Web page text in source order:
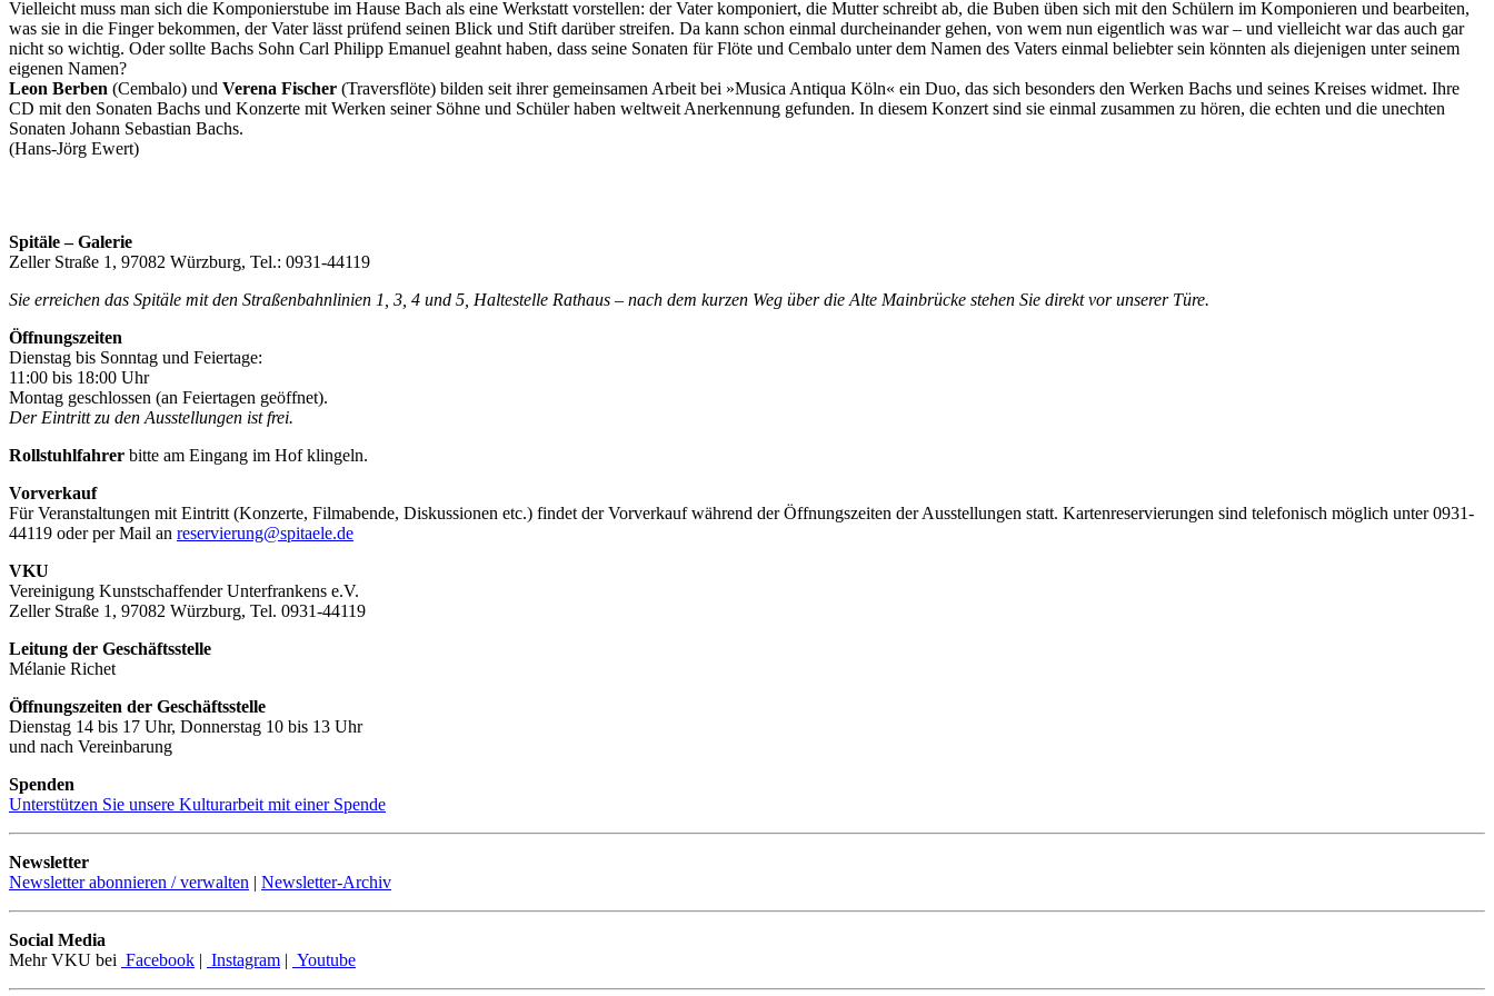
Vielleicht muss man sich die Komponierstube im Hause Bach als eine Werkstatt vorstellen: der Vater komponiert, die Mutter schreibt ab, die Buben üben sich mit den Schülern im Komponieren und bearbeiten,
was sie in die Finger bekommen, der Vater lässt prüfend seinen Blick und Stift darüber streifen. Da kann schon einmal durcheinander gehen, von wem nun eigentlich was war – und vielleicht war das auch gar
nicht so wichtig. Oder sollte Bachs Sohn Carl Philipp Emanuel geahnt haben, dass seine Sonaten für Flöte und Cembalo unter dem Namen des Vaters einmal beliebter sein könnten als diejenigen unter seinem
eigenen Namen?
Leon Berben (Cembalo) und Verena Fischer (Traversflöte) bilden seit ihrer gemeinsamen Arbeit bei »Musica Antiqua Köln« ein Duo, das sich besonders den Werken Bachs und seines Kreises widmet. Ihre
CD mit den Sonaten Bachs und Konzerte mit Werken seiner Söhne und Schüler haben weltweit Anerkennung gefunden. In diesem Konzert sind sie einmal zusammen zu hören, die echten und die unechten
Sonaten Johann Sebastian Bachs.
(Hans-Jörg Ewert)
Spitäle – Galerie
Zeller Straße 1, 97082 Würzburg, Tel.: 0931-44119
Sie erreichen das Spitäle mit den Straßenbahnlinien 1, 3, 4 und 5, Haltestelle Rathaus – nach dem kurzen Weg über die Alte Mainbrücke stehen Sie direkt vor unserer Türe.
Öffnungszeiten
Dienstag bis Sonntag und Feiertage:
11:00 bis 18:00 Uhr
Montag geschlossen (an Feiertagen geöffnet).
Der Eintritt zu den Ausstellungen ist frei.
Rollstuhlfahrer bitte am Eingang im Hof klingeln.
Vorverkauf
Für Veranstaltungen mit Eintritt (Konzerte, Filmabende, Diskussionen etc.) findet der Vorverkauf während der Öffnungszeiten der Ausstellungen statt. Kartenreservierungen sind telefonisch möglich unter 0931-
44119 oder per Mail an reservierung@spitaele.de
VKU
Vereinigung Kunstschaffender Unterfrankens e.V.
Zeller Straße 1, 97082 Würzburg, Tel. 0931-44119
Leitung der Geschäftsstelle
Mélanie Richet
Öffnungszeiten der Geschäftsstelle
Dienstag 14 bis 17 Uhr, Donnerstag 10 bis 13 Uhr
und nach Vereinbarung
Spenden
Unterstützen Sie unsere Kulturarbeit mit einer Spende
Newsletter
Newsletter abonnieren / verwalten | Newsletter-Archiv
Social Media
Mehr VKU bei Facebook | Instagram | Youtube